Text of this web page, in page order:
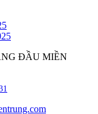
ĐẦU MIỀN